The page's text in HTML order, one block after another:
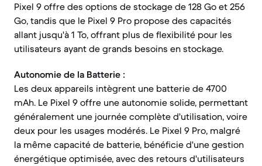
Pixel 9 offre des options de stockage de 128 Go et 256
Go, tandis que le Pixel 9 Pro propose des capacités
allant jusqu'à 1 To, offrant plus de flexibilité pour les
utilisateurs ayant de grands besoins en stockage.
Autonomie de la Batterie :
Les deux appareils intègrent une batterie de 4700
mAh. Le Pixel 9 offre une autonomie solide, permettant
généralement une journée complète d'utilisation, voire
deux pour les usages modérés. Le Pixel 9 Pro, malgré
la même capacité de batterie, bénéficie d'une gestion
énergétique optimisée, avec des retours d'utilisateurs